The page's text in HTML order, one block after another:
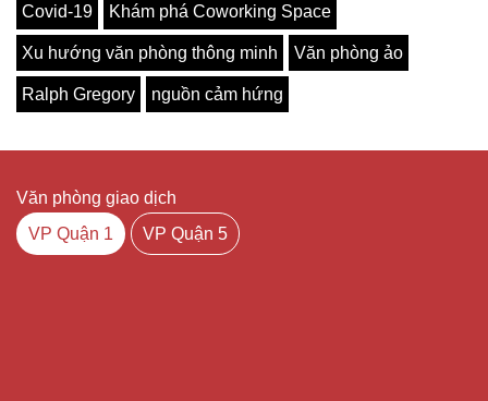
Covid-19 Khám phá Coworking Space
Xu hướng văn phòng thông minh Văn phòng ảo
Ralph Gregory nguồn cảm hứng
Văn phòng giao dịch
VP Quận 1
VP Quận 5